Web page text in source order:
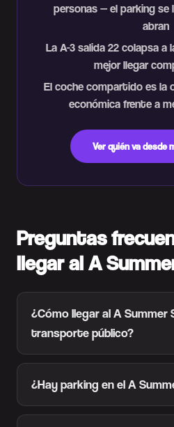
personas — el parking se
abran
La A-3 salida 22 colapsa a
mejor llegar
El coche compartido es la
económica frente a
Ver quién va desde
Preguntas
llegar al A
¿Cómo llegar al A Summer
transporte público?
¿Hay parking en el A